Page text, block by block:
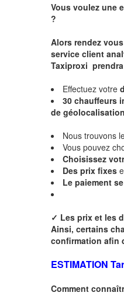
Vous voulez une
?
Alors rendez
service client
Taxiproxi
Effectuez votre
30 chauffeurs
de géolocalisation
Nous trouvons
Vous pouvez
Choisissez
Des prix fixes
Le paiement
✓ Les prix et les
Ainsi, certains
confirmation afin
ESTIMATION
Comment